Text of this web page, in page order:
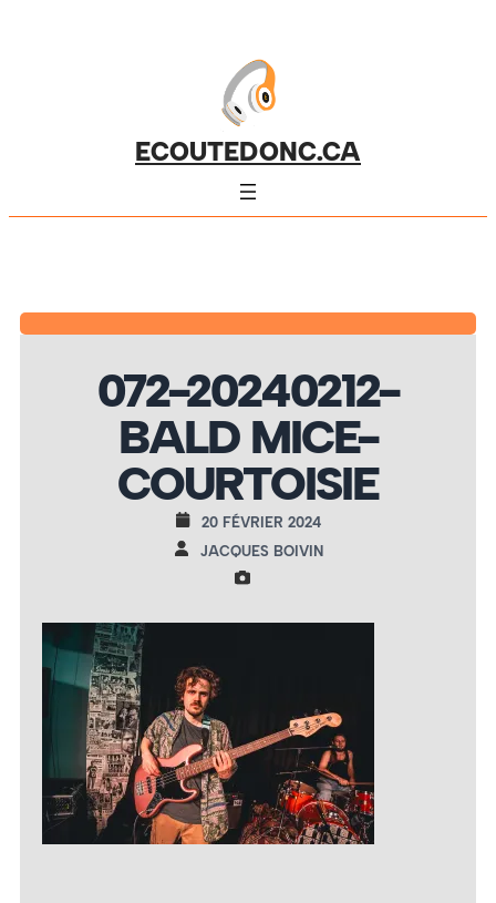
ECOUTEDONC.CA
072-20240212-
BALD MICE-
COURTOISIE
20 FÉVRIER 2024
JACQUES BOIVIN